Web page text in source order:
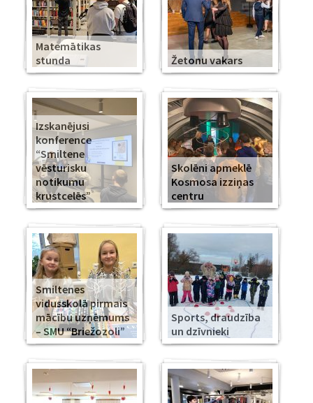
Matemātikas
stunda
Žetonu vakars
Izskanējusi
konference
“Smiltene
vēsturisku
notikumu
krustcelēs”
Skolēni apmeklē
Kosmosa izziņas
centru
Smiltenes
vidusskolā pirmais
mācību uzņēmums
– SMU “Briežozoli”
Sports, draudzība
un dzīvnieki